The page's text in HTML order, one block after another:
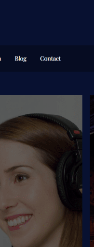
آخرین به‌روزرسانی